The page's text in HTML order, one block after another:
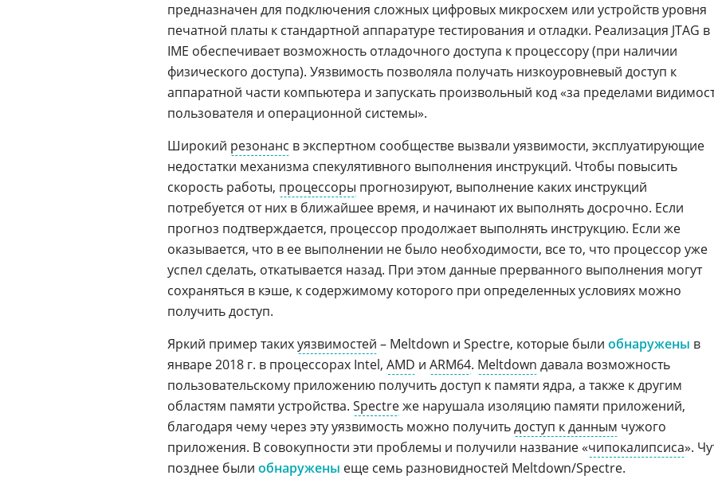
предназначен для подключения сложных цифровых микросхем или устройств уровня
печатной платы к стандартной аппаратуре тестирования и отладки. Реализация JTAG в
IME обеспечивает возможность отладочного доступа к процессору (при наличии
физического доступа). Уязвимость позволяла получать низкоуровневый доступ к
аппаратной части компьютера и запускать произвольный код «за пределами
пользователя и операционной системы».
Широкий резонанс в экспертном сообществе вызвали уязвимости, эксплуатирующие
недостатки механизма спекулятивного выполнения инструкций. Чтобы повысить
скорость работы, процессоры прогнозируют, выполнение каких инструкций
потребуется от них в ближайшее время, и начинают их выполнять досрочно. Если
прогноз подтверждается, процессор продолжает выполнять инструкцию. Если же
оказывается, что в ее выполнении не было необходимости, все то, что процессор уже
успел сделать, откатывается назад. При этом данные прерванного выполнения могут
сохраняться в кэше, к содержимому которого при определенных условиях можно
получить доступ.
Яркий пример такихуязвимостей – Meltdown и Spectre, которые были обнаружены в
январе 2018 г. в процессорах Intel, AMD и ARM64. Meltdown давала возможность
пользовательскому приложению получить доступ к памяти ядра, а также к другим
областям памяти устройства. Spectreже нарушала изоляцию памяти приложений,
благодаря чему через эту уязвимость можно получитьдоступ к данным чужого
приложения. В совокупности эти проблемы и получили название «чипокалипсиса».
позднее были обнаружены еще семь разновидностей Meltdown/Spectre.